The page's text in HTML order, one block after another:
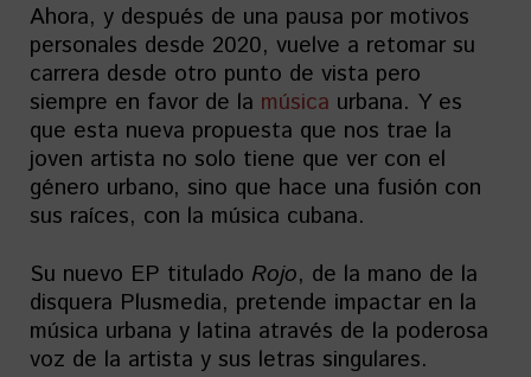
Ahora, y después de una pausa por motivos
personales desde 2020, vuelve a retomar su
carrera desde otro punto de vista pero
siempre en favor de la música urbana. Y es
que esta nueva propuesta que nos trae la
joven artista no solo tiene que ver con el
género urbano, sino que hace una fusión con
sus raíces, con la música cubana.
Su nuevo EP titulado Rojo, de la mano de la
disquera Plusmedia, pretende impactar en la
música urbana y latina através de la poderosa
voz de la artista y sus letras singulares.